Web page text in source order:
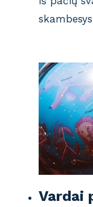
Vardai